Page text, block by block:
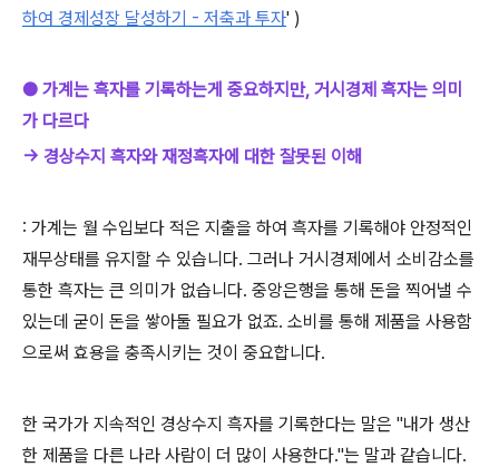
하여 경제성장 달성하기 - 저축과 투자' )
● 가계는 흑자를 기록하는게 중요하지만, 거시경제 흑자는 의미
가 다르다
→ 경상수지 흑자와 재정흑자에 대한 잘못된 이해
: 가계는 월 수입보다 적은 지출을 하여 흑자를 기록해야 안정적인
재무상태를 유지할 수 있습니다. 그러나 거시경제에서 소비감소를
통한 흑자는 큰 의미가 없습니다. 중앙은행을 통해 돈을 찍어낼 수
있는데 굳이 돈을 쌓아둘 필요가 없죠. 소비를 통해 제품을 사용함
으로써 효용을 충족시키는 것이 중요합니다.
한 국가가 지속적인 경상수지 흑자를 기록한다는 말은 "내가 생산
한 제품을 다른 나라 사람이 더 많이 사용한다."는 말과 같습니다.